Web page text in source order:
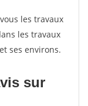
les travaux
les travaux
ses environs.
sur